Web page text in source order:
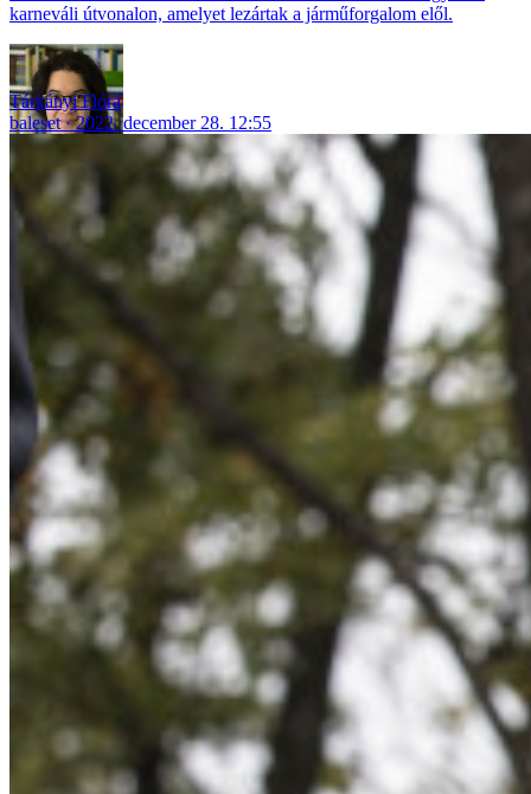
karneváli útvonalon, amelyet lezártak a járműforgalom elől.
Tárkányi Flóra
baleset
2022. december 28. 12:55